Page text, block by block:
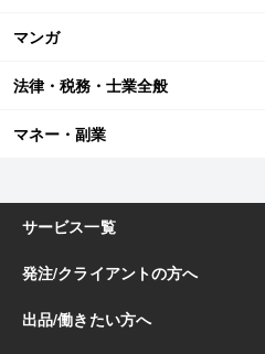
マンガ
法律・税務・士業全般
マネー・副業